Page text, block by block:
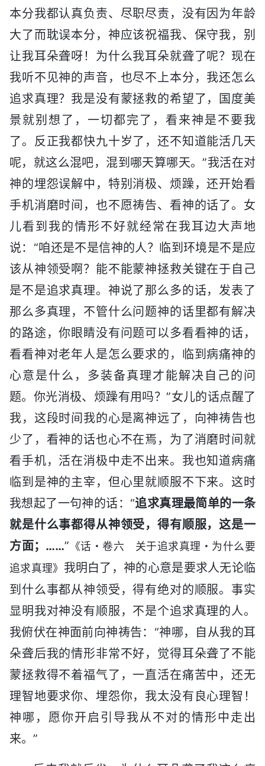
本分我都认真负责、尽职尽责，没有因为年龄
大了而耽误本分，神应该祝福我、保守我，别
让我耳朵聋呀！为什么我耳朵就聋了呢？现在
我听不见神的声音，也尽不上本分，我还怎么
追求真理？我是没有蒙拯救的希望了，国度美
景就别想了，一切都完了，看来神是不要我
了。反正我都快九十岁了，还不知道能活几天
呢，就这么混吧，混到哪天算哪天。”我活在对
神的埋怨误解中，特别消极、烦躁，还开始看
手机消磨时间，也不愿祷告、看神的话了。女
儿看到我的情形不好就经常在我耳边大声地
说：“咱还是不是信神的人？临到环境是不是应
该从神领受啊？能不能蒙神拯救关键在于自己
是不是追求真理。神说了那么多的话，发表了
那么多真理，不管什么问题神的话里都有解决
的路途，你眼睛没有问题可以多看看神的话，
看看神对老年人是怎么要求的，临到病痛神的
心意是什么，多装备真理才能解决自己的问
题。你光消极、烦躁有用吗？”女儿的话点醒了
我，这段时间我的心是离神远了，向神祷告也
少了，看神的话也心不在焉，为了消磨时间就
看手机，活在消极中走不出来。我也知道病痛
临到是神的主宰，但心里就顺服不下来。这时
我想起了一句神的话：“追求真理最简单的一条
就是什么事都得从神领受，得有顺服，这是一
方面；……” 《话・卷六 关于追求真理・为什么要
追求真理》 我明白了，神的心意是要求人无论临
到什么事都从神领受，得有绝对的顺服。事实
显明我对神没有顺服，不是个追求真理的人。
我俯伏在神面前向神祷告：“神哪，自从我的耳
朵聋后我的情形非常不好，觉得耳朵聋了不能
蒙拯救得不着福气了，一直活在痛苦中，还无
理智地要求你、埋怨你，我太没有良心理智！
神哪，愿你开启引导我从不对的情形中走出
来。”